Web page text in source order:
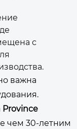
с
важна
чем 30-летним